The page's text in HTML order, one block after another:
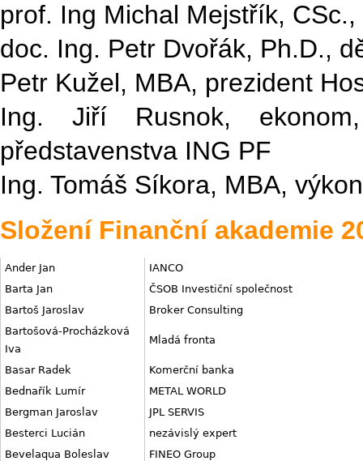
prof. Ing Michal Mejstřík,
doc. Ing. Petr Dvořák, Ph.D.,
Petr Kužel, MBA, prezident
Ing. Jiří Rusnok,
představenstva ING PF
Ing. Tomáš Síkora, MBA,
Složení Finanční akademie
Ander Jan
IANCO
Barta Jan
ČSOB Investiční společnost
Bartoš Jaroslav
Broker Consulting
Bartošová-Procházková
Iva
Mladá fronta
Basar Radek
Komerční banka
Bednařík Lumír
METAL WORLD
Bergman Jaroslav
JPL SERVIS
Besterci Lucián
nezávislý expert
Bevelaqua Boleslav
FINEO Group